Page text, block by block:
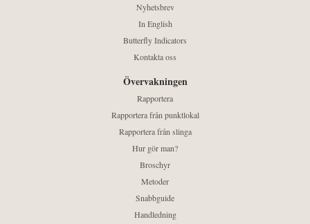
Nyhetsbrev
In English
Butterfly Indicators
Kontakta oss
Övervakningen
Rapportera
Rapportera från punktlokal
Rapportera från slinga
Hur gör man?
Broschyr
Metoder
Snabbguide
Handledning